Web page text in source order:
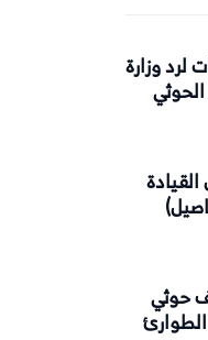
لرد وزارة
قصف حوثي